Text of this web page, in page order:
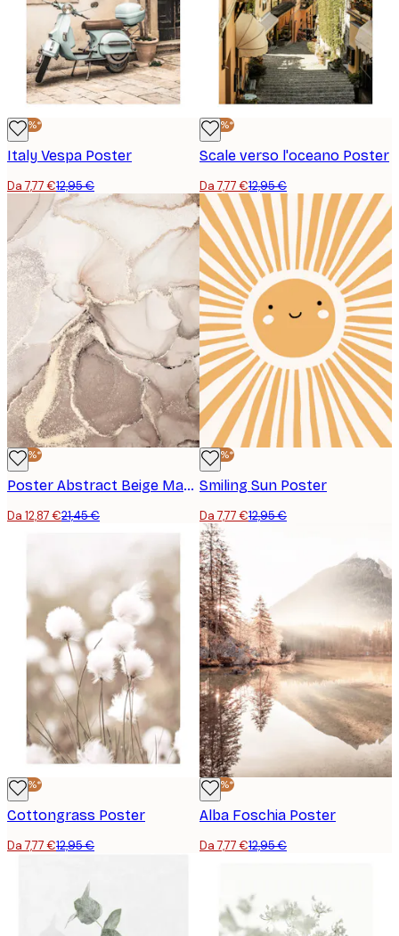
-40%*
Italy Vespa Poster
Da 7,77 €12,95 €
-40%*
Scale verso l'oceano Poster
Da 7,77 €12,95 €
-40%*
Poster Abstract Beige Marble No2
Da 12,87 €21,45 €
-40%*
Smiling Sun Poster
Da 7,77 €12,95 €
-40%*
Cottongrass Poster
Da 7,77 €12,95 €
-40%*
Alba Foschia Poster
Da 7,77 €12,95 €